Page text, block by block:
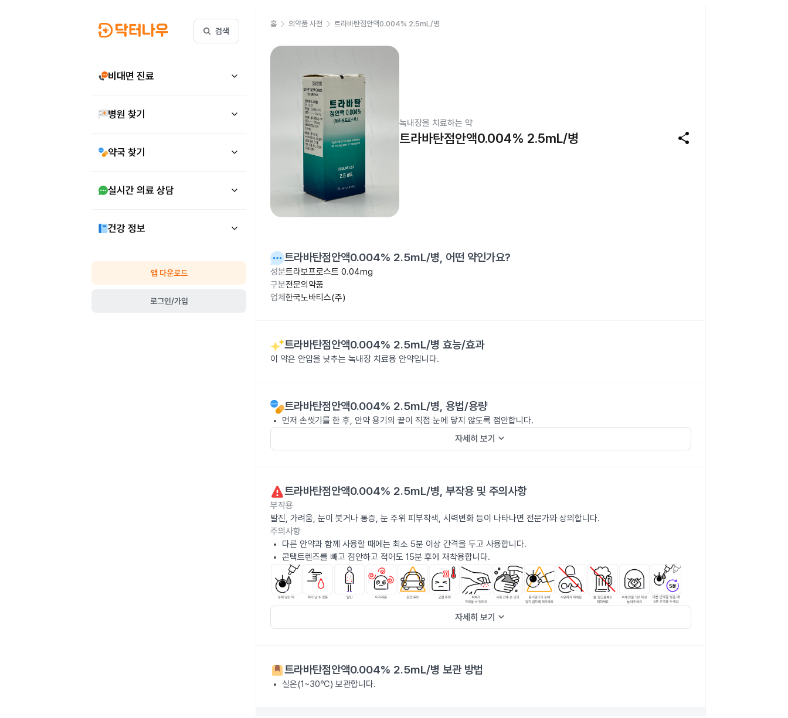
검색
비대면 진료
병원 찾기
약국 찾기
실시간 의료 상담
건강 정보
앱 다운로드
로그인/가입
홈 의약품 사전 트라바탄점안액0.004% 2.5mL/병
녹내장을 치료하는 약
트라바탄점안액0.004% 2.5mL/병 share
트라바탄점안액0.004% 2.5mL/병, 어떤 약인가요?
성분트라보프로스트 0.04mg
구분전문의약품
업체 한국노바티스(주)
트라바탄점안액0.004% 2.5mL/병 효능/효과
이 약은 안압을 낮추는 녹내장 치료용 안약입니다.
트라바탄점안액0.004% 2.5mL/병, 용법/용량
먼저 손씻기를 한 후, 안약 용기의 끝이 직접 눈에 닿지 않도록 점안합니다.
자세히 보기 keyboard_arrow_down
트라바탄점안액0.004% 2.5mL/병, 부작용 및 주의사항
부작용
발진, 가려움, 눈이 붓거나 통증, 눈 주위 피부착색, 시력변화 등이 나타나면 전문가와 상의합니다.
주의사항
다른 안약과 함께 사용할 때에는 최소 5분 이상 간격을 두고 사용합니다.
콘택트렌즈를 빼고 점안하고 적어도 15분 후에 재착용합니다.
자세히 보기 keyboard_arrow_down
트라바탄점안액0.004% 2.5mL/병 보관 방법
실온(1~30℃) 보관합니다.